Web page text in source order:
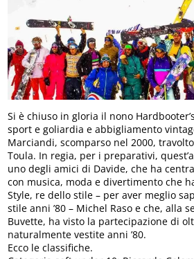
Si è chiuso in gloria il nono
sport e goliardia e abbigliamento
Marciandi, scomparso nel 2000,
Toula. In regia, per i preparativi,
uno degli amici di Davide, che ha
con musica, moda e divertimento che
Style, re dello stile – per aver meglio
stile anni ’80 – Michel Raso e che, alla
Buvette, ha visto la partecipazione di
naturalmente vestite anni ’80.
Ecco le classifiche.